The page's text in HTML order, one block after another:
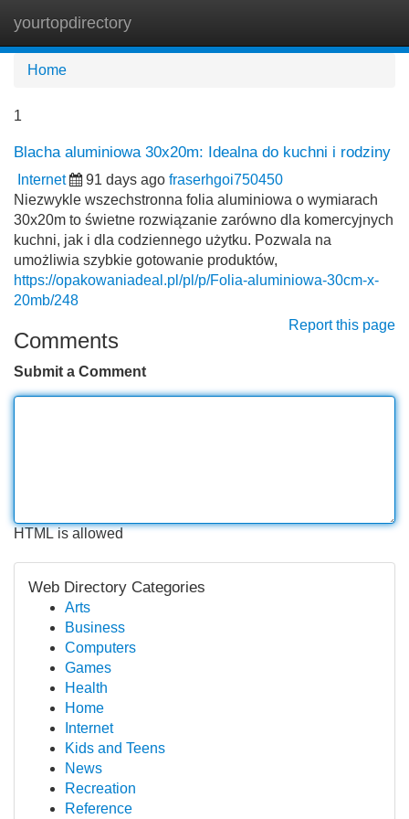
yourtopdirectory
Home
1
Blacha aluminiowa 30x20m: Idealna do kuchni i rodziny
Internet 91 days ago fraserhgoi750450
Niezwykle wszechstronna folia aluminiowa o wymiarach
30x20m to świetne rozwiązanie zarówno dla komercyjnych
kuchni, jak i dla codziennego użytku. Pozwala na
umożliwia szybkie gotowanie produktów,
https://opakowaniadeal.pl/pl/p/Folia-aluminiowa-30cm-x-
20mb/248
Report this page
Comments
Submit a Comment
HTML is allowed
Web Directory Categories
Arts
Business
Computers
Games
Health
Home
Internet
Kids and Teens
News
Recreation
Reference